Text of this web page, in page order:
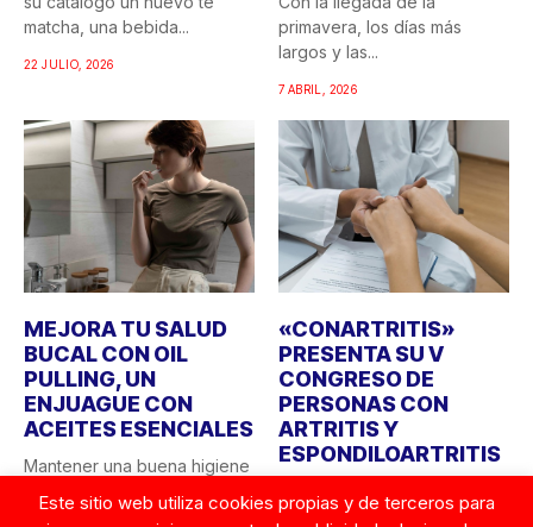
matcha, una bebida...
22 JULIO, 2026
primavera, los días más
largos y las...
7 ABRIL, 2026
MEJORA TU SALUD
BUCAL CON OIL
PULLING, UN
ENJUAGUE CON
ACEITES ESENCIALES
Mantener una buena higiene
preservar la...
«CONARTRITIS»
PRESENTA SU V
CONGRESO DE
PERSONAS CON
ARTRITIS Y
ESPONDILOARTRITIS
octubre tendrá lugar la
Este sitio web utiliza cookies propias y de terceros para